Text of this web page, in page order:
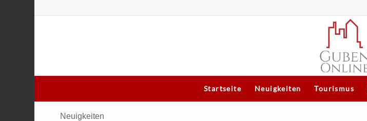
Startseite Neuigkeiten Tourismus
Neuigkeiten